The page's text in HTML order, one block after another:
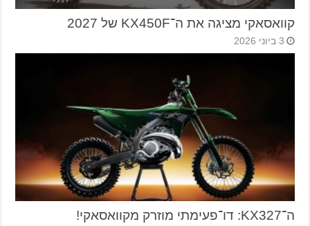
קוואסאקי מציגה את ה־KX450F של 2027
3 ביוני 2026
ה־KX327: דו־פעימתי מוזרק מקוואסאקי!